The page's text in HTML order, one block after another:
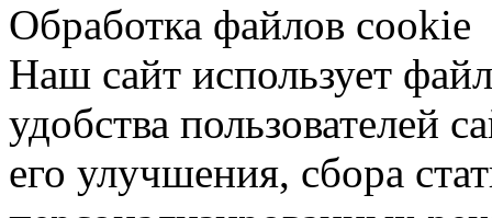
Обработка файлов cookie
Наш сайт использует
удобства пользователей
его улучшения, сбора